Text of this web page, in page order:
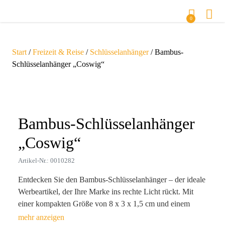
0
Start /Freizeit & Reise / Schlüsselanhänger/ Bambus-
Schlüsselanhänger „Coswig“
Bambus-Schlüsselanhänger
„Coswig“
Artikel-Nr.: 0010282
Entdecken Sie den Bambus-Schlüsselanhänger – der ideale
Werbeartikel, der Ihre Marke ins rechte Licht rückt. Mit
einer kompakten Größe von 8 x 3 x 1,5 cm und einem
attraktiven, ökologischen Design aus hochwertigem